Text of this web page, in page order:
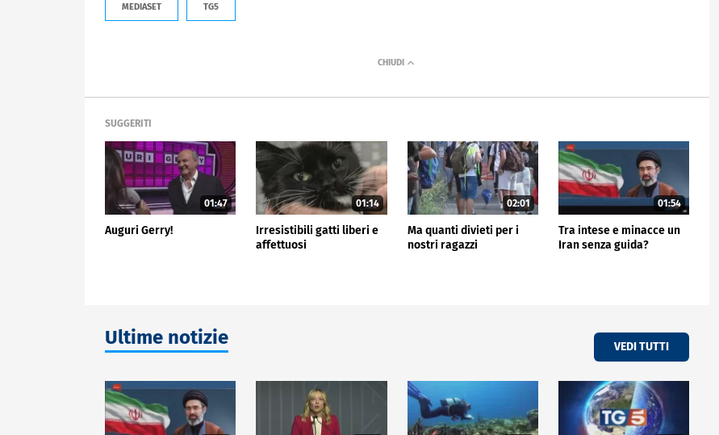
MEDIASET TG5
SUGGERITI
01:47
Auguri Gerry!
01:14
Irresistibili gatti liberi e
affettuosi
02:01
Ma quanti divieti per i
nostri ragazzi
01:54
Tra intese e minacce un
Iran senza guida?
Ultime notizie VEDI TUTTI